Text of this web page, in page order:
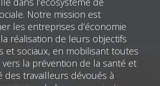
Notre mission est
les entreprises d’économie
réalisation de leurs objectifs
et sociaux, en mobilisant toutes
vers la prévention de la santé et
des travailleurs dévoués à